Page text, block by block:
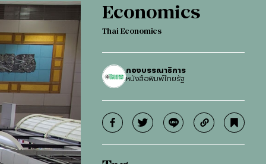
Economics
Thai Economics
กองบรรณาธิการ
หนังสือพิมพ์ไทยรัฐ